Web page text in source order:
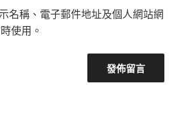
名稱、電子郵件地址及個人網站網
使用。